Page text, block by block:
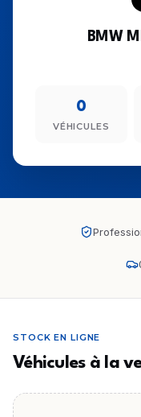
BMW
0
VÉHICULES
STOCK EN LIGNE
Véhicules à la